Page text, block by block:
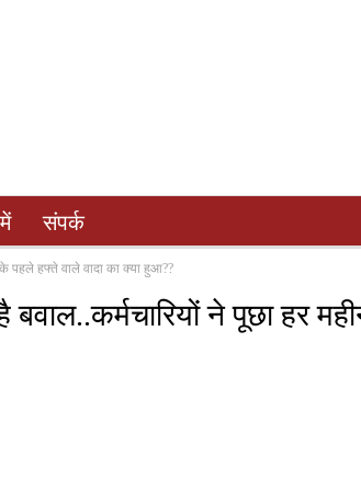
संपर्क
पहले हफ्ते वाले वादा का क्या हुआ??
ने पूछा हर